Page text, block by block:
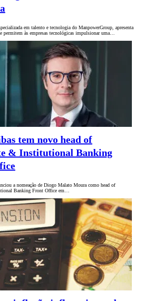
em talento e tecnologia do ManpowerGroup, apresenta
permitem às empresas tecnológicas impulsionar uma…
tem novo head of
& Institutional Banking
a nomeação de Diogo Malato Moura como head of
Banking Front Office em…